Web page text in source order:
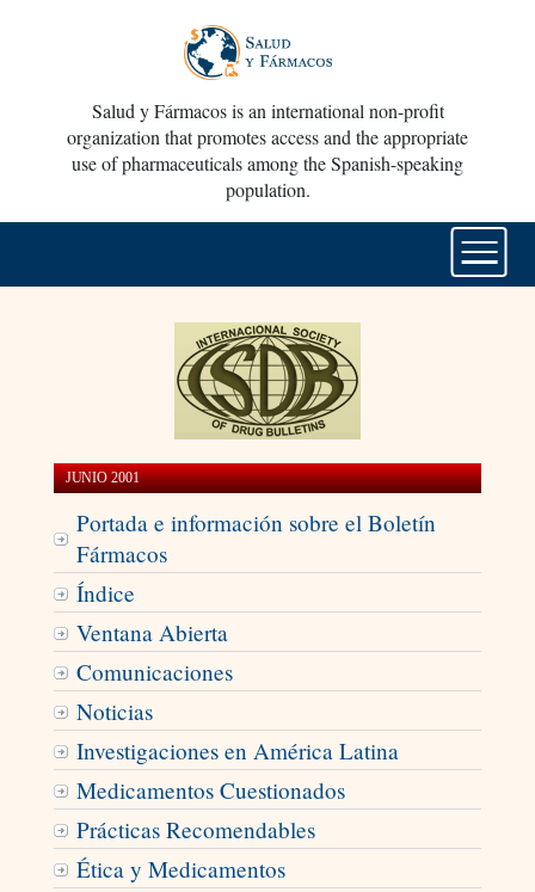
Salud y Fármacos is an international non-profit
organization that promotes access and the appropriate
use of pharmaceuticals among the Spanish-speaking
population.
JUNIO 2001
Portada e información sobre el Boletín
Fármacos
Índice
Ventana Abierta
Comunicaciones
Noticias
Investigaciones en América Latina
Medicamentos Cuestionados
Prácticas Recomendables
Ética y Medicamentos